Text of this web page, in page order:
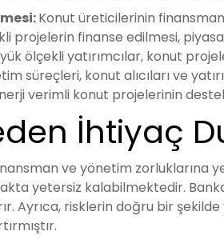
Konut üreticilerinin
projelerin finanse edilmesi,
ölçekli yatırımcılar, konut
süreçleri, konut alıcıları ve
verimli konut projelerinin
İhtiyaç
ve yönetim
yetersiz kalabilmektedir.
Ayrıca, risklerin doğru bir